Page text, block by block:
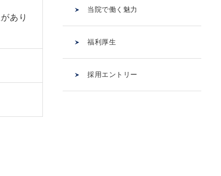
あり
当院で働く魅力
福利厚生
採用エントリー